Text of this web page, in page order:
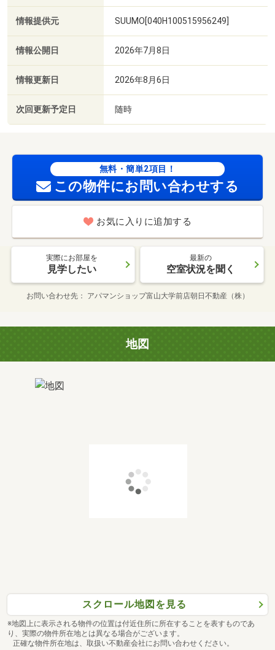
情報提供元 SUUMO[040H100515956249]
情報公開日 2026年7月8日
情報更新日 2026年8月6日
次回更新予定日 随時
無料・簡単2項目！
この物件にお問い合わせする
お気に入りに追加する
実際にお部屋を
見学したい
最新の
空室状況を聞く
お問い合わせ先 アパマンショップ富山大学前店朝日不動産（株）
地図
スクロール地図を見る
※地図上に表示される物件の位置は付近住所に所在することを表すものであ
り、実際の物件所在地とは異なる場合がございます。
正確な物件所在地は、取扱い不動産会社にお問い合わせください。